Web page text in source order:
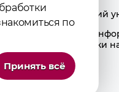
медицинский
регистра
активной ссылки
cookies
по
Принять всё